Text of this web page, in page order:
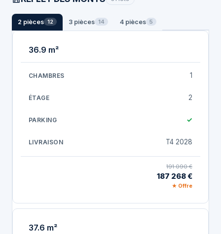
2 pièces 12 3 pièces 14 4 pièces 5
36.9 m²
1
2
✓
T4 2028
191 090 €
187 268 €
★ Offre
37.6 m²